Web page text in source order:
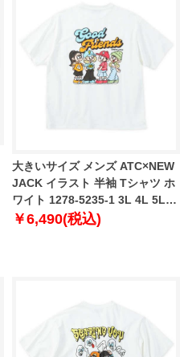
大きいサイズ メンズ ATC×NEW
JACK イラスト 半袖 Tシャツ ホ
ワイト 1278-5235-1 3L 4L 5L
6L
￥6,490(税込)